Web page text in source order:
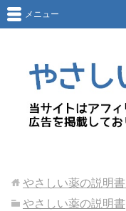
メニュー
やさしい薬の説明書
やさしい薬の説明書